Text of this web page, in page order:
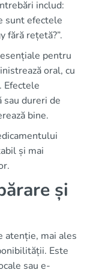
includ:
sunt efectele
fără rețetă?”.
pentru
oral, cu
Efectele
sau dureri de
bine.
și mai
și
atenție, mai ales
Este
sau e-